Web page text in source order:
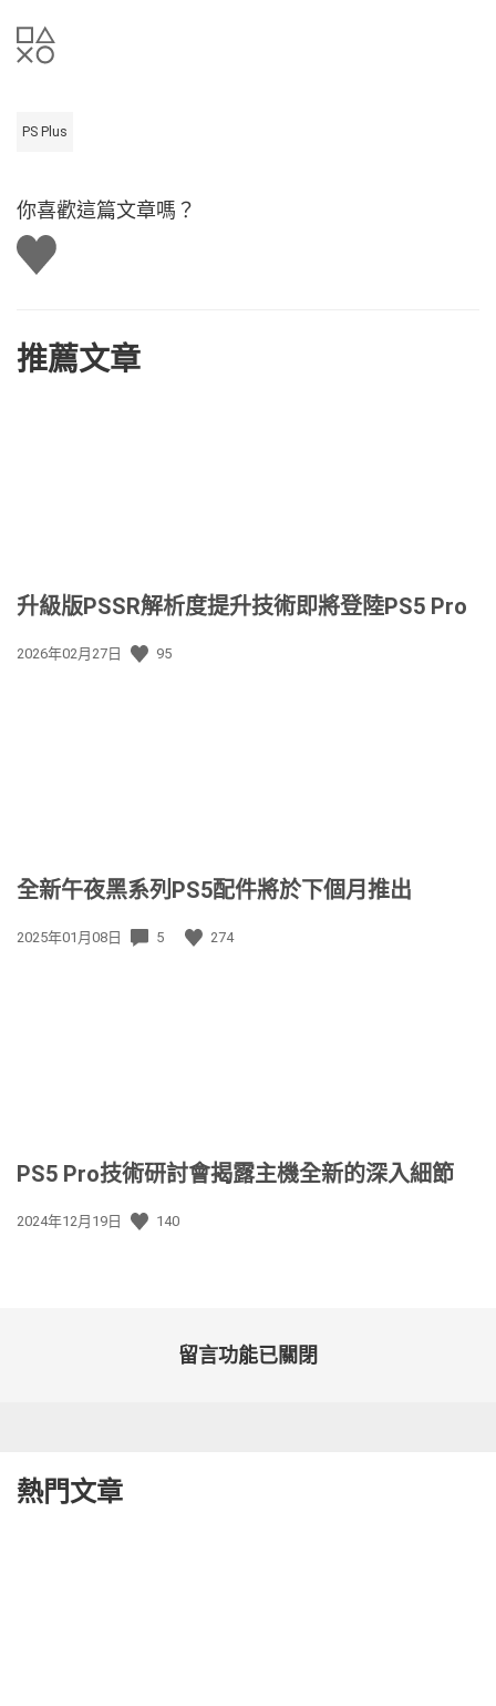
PS Plus
你喜歡這篇文章嗎？
讚
推薦文章
升級版PSSR解析度提升技術即將登陸PS5 Pro
發
2026年02月27日 95
全新午夜黑系列PS5配件將於下個月推出
發
2025年01月08日 5 274
PS5 Pro技術研討會揭露主機全新的深入細節
發
2024年12月19日 140
留言功能已關閉
熱門文章